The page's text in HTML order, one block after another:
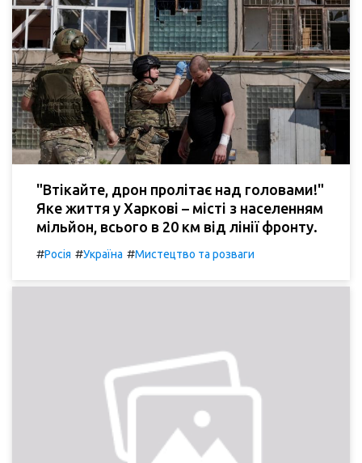
"Втікайте, дрон пролітає над головами!"
Яке життя у Харкові – місті з населенням
мільйон, всього в 20 км від лінії фронту.
#Росія #Україна #Мистецтво та розваги